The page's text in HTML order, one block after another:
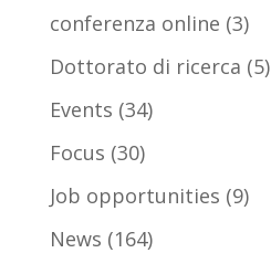
conferenza online (3)
Dottorato di ricerca (5)
Events (34)
Focus (30)
Job opportunities (9)
News (164)